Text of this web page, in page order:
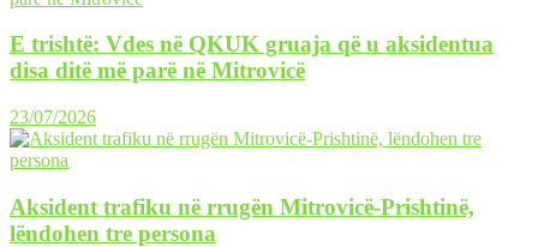
E trishtë: Vdes në QKUK gruaja që u aksidentua
disa ditë më parë në Mitrovicë
23/07/2026
Aksident trafiku në rrugën Mitrovicë-Prishtinë,
lëndohen tre persona